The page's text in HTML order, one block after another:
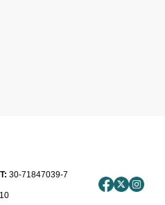
30-71847039-7